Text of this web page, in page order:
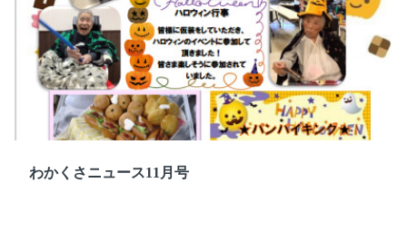
わかくさニュース11月号